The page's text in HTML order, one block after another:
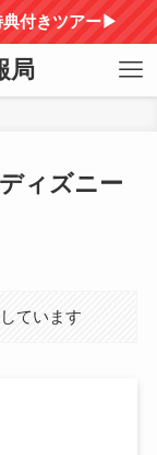
典付きツアー▶
局
ィズニー
ています